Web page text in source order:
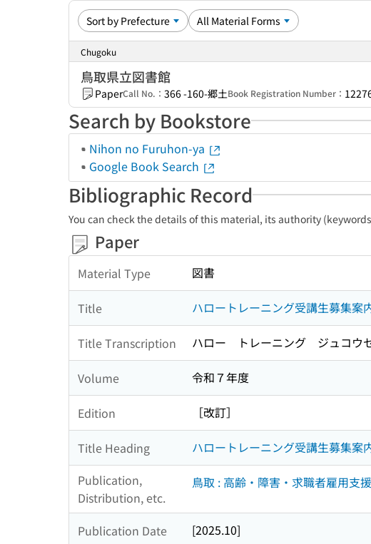
Chugoku
鳥取県立図書館
PaperCall No.： 366 -160-郷土Book Registration Number：
Search by Bookstore
Nihon no Furuhon-ya
Google Book Search
Bibliographic Record
You can check the details of this material, its authority
Paper
Material Type 図書
Title ハロートレーニング受講生募集案
Title Transcription ハロー トレーニング ジュコウ
Volume 令和７年度
Edition ［改訂］
Title Heading ハロートレーニング受講生募集案
Publication,
Distribution, etc.
鳥取 : 高齢・障害・求職者雇用支
Publication Date
[2025.10]